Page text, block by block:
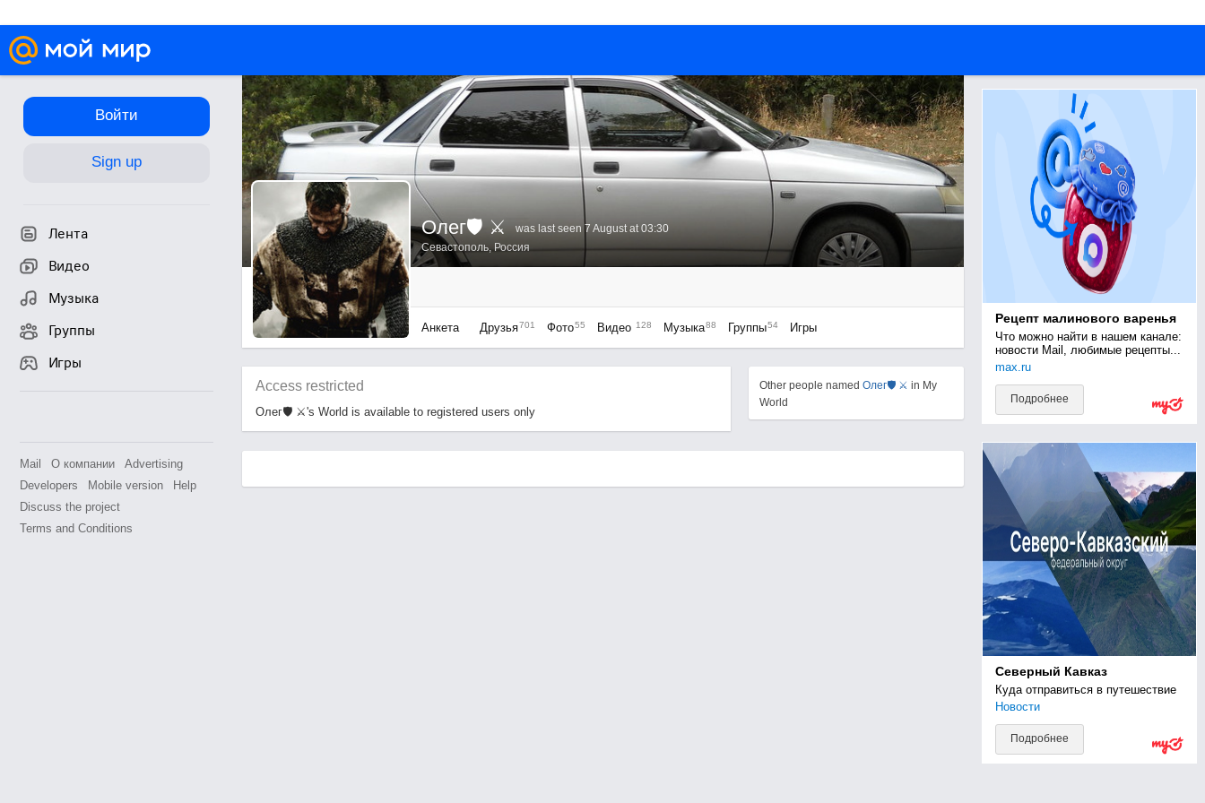
Войти
Sign up
Лента
Видео
Музыка
Группы
Игры
Mail О компании
Advertising
Developers
Mobile version
Help
Discuss the project
Terms and Conditions
Олег🛡 ⚔
was last seen 7 August at 03:30
Севастополь, Россия
Анкета Друзья701 Фото55 Видео 128 Музыка88 Группы54 Игры
Access restricted
Олег🛡 ⚔'s World is available to registered users only
Рецепт малинового варенья
Что можно найти в нашем канале:
новости Mail, любимые рецепты...
max.ru
Подробнее
Северный Кавказ
Куда отправиться в путешествие
Новости
Подробнее
Other people named Олег🛡 ⚔ in My
World